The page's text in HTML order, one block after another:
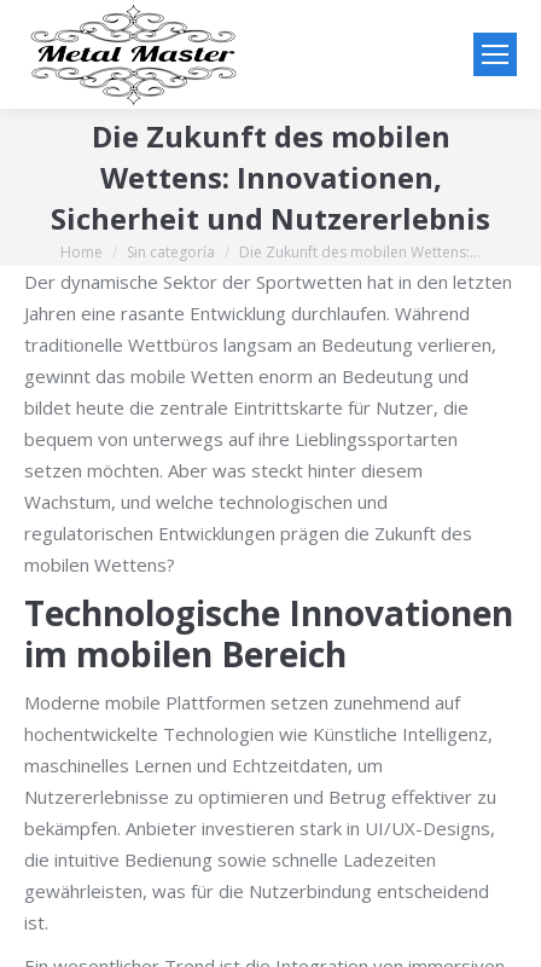
Die Zukunft des mobilen
Wettens: Innovationen,
Sicherheit und Nutzererlebnis
You are here:
Home Sin categoría Die Zukunft des mobilen Wettens:…
Der dynamische Sektor der Sportwetten hat in den letzten
Jahren eine rasante Entwicklung durchlaufen. Während
traditionelle Wettbüros langsam an Bedeutung verlieren,
gewinnt das mobile Wetten enorm an Bedeutung und
bildet heute die zentrale Eintrittskarte für Nutzer, die
bequem von unterwegs auf ihre Lieblingssportarten
setzen möchten. Aber was steckt hinter diesem
Wachstum, und welche technologischen und
regulatorischen Entwicklungen prägen die Zukunft des
mobilen Wettens?
Technologische Innovationen
im mobilen Bereich
Moderne mobile Plattformen setzen zunehmend auf
hochentwickelte Technologien wie Künstliche Intelligenz,
maschinelles Lernen und Echtzeitdaten, um
Nutzererlebnisse zu optimieren und Betrug effektiver zu
bekämpfen. Anbieter investieren stark in UI/UX-Designs,
die intuitive Bedienung sowie schnelle Ladezeiten
gewährleisten, was für die Nutzerbindung entscheidend
ist.